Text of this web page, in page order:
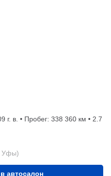
г. в. • Пробег: 338 360 км • 2.7
Уфы)
автосалон